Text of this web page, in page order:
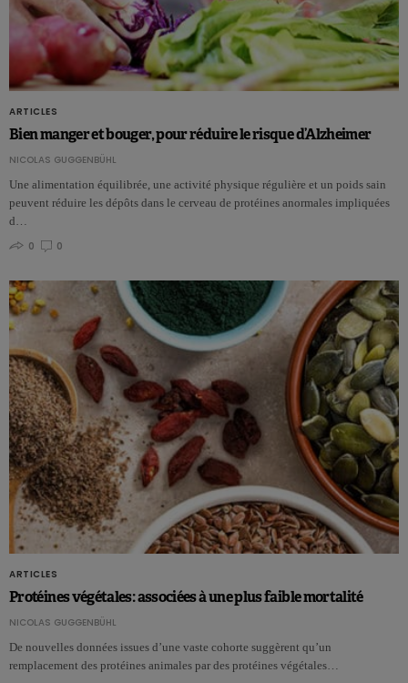
ARTICLES
Bien manger et bouger, pour réduire le risque d’Alzheimer
NICOLAS GUGGENBÜHL
Une alimentation équilibrée, une activité physique régulière et un poids sain
peuvent réduire les dépôts dans le cerveau de protéines anormales impliquées
d…
0
0
ARTICLES
Protéines végétales: associées à une plus faible mortalité
NICOLAS GUGGENBÜHL
De nouvelles données issues d’une vaste cohorte suggèrent qu’un
remplacement des protéines animales par des protéines végétales…